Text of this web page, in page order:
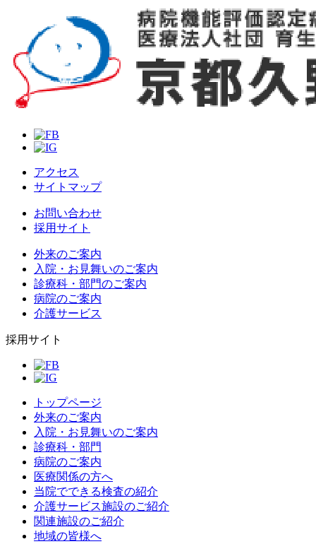
アクセス
サイトマップ
お問い合わせ
採用サイト
外来のご案内
入院・お見舞いのご案内
診療科・部門のご案内
病院のご案内
介護サービス
採用サイト
トップページ
外来のご案内
入院・お見舞いのご案内
診療科・部門
病院のご案内
医療関係の方へ
当院でできる検査の紹介
介護サービス施設のご紹介
関連施設のご紹介
地域の皆様へ